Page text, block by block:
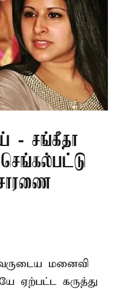
- சங்கீதா
மனைவி
ஏற்பட்ட கருத்து